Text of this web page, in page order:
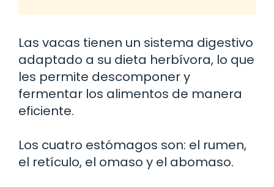
Las vacas tienen un sistema digestivo
adaptado a su dieta herbívora, lo que
les permite descomponer y
fermentar los alimentos de manera
eficiente.
Los cuatro estómagos son: el rumen,
el retículo, el omaso y el abomaso.